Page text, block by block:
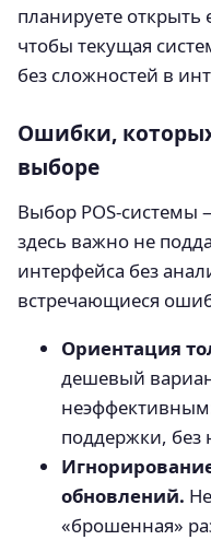
планируете
чтобы текущая
без сложностей в
Ошибки,
выборе
Выбор POS-системы
здесь важно не
интерфейса без
встречающиеся
Ориентация
дешевый
поддержки, без
обновлений.
«брошенная»